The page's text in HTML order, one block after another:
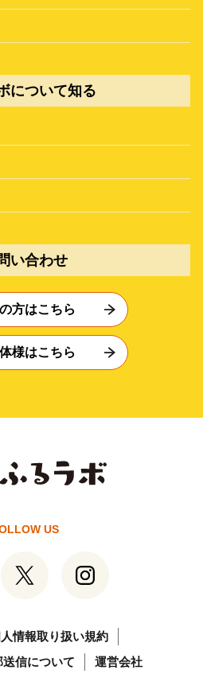
について知る
い合わせ
方はこちら
様はこちら
US
情報取り扱い規約
信について
運営会社